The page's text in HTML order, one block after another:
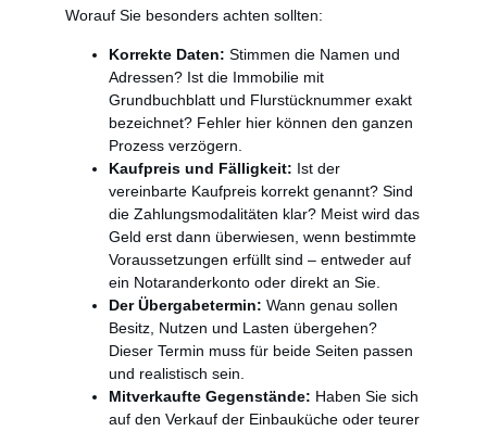
Worauf Sie besonders achten sollten:
Korrekte Daten: Stimmen die Namen und
Adressen? Ist die Immobilie mit
Grundbuchblatt und Flurstücknummer exakt
bezeichnet? Fehler hier können den ganzen
Prozess verzögern.
Kaufpreis und Fälligkeit: Ist der
vereinbarte Kaufpreis korrekt genannt? Sind
die Zahlungsmodalitäten klar? Meist wird das
Geld erst dann überwiesen, wenn bestimmte
Voraussetzungen erfüllt sind – entweder auf
ein Notaranderkonto oder direkt an Sie.
Der Übergabetermin: Wann genau sollen
Besitz, Nutzen und Lasten übergehen?
Dieser Termin muss für beide Seiten passen
und realistisch sein.
Mitverkaufte Gegenstände: Haben Sie sich
auf den Verkauf der Einbauküche oder teurer